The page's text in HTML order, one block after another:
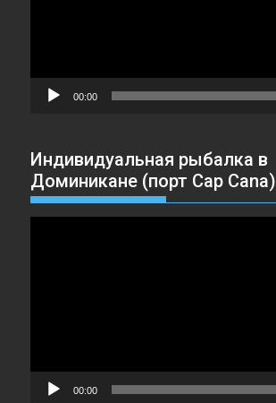
00:00
Индивидуальная рыбалка в
Доминикане (порт Cap Cana)
00:00